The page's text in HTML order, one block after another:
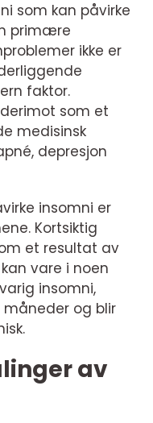
som kan påvirke
primære
ikke er
faktor.
som et
medisinsk
depresjon
insomni er
Kortsiktig
et resultat av
vare i noen
insomni,
og blir
av